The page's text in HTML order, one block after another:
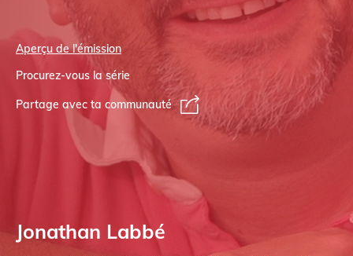
Aperçu de l'émission
Procurez-vous la série
Partage avec ta communauté
Jonathan Labbé